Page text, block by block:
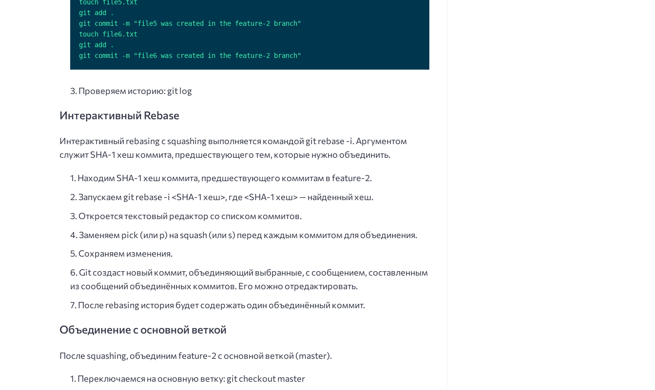
git commit -m "file6 was created in the feature-2 branch"
Проверяем историю: git log
Интерактивный Rebase
Интерактивный rebasing с squashing выполняется командой git rebase -i. Аргументом
служит SHA-1 хеш коммита, предшествующего тем, которые нужно объединить.
Находим SHA-1 хеш коммита, предшествующего коммитам в feature-2.
Запускаем git rebase -i <SHA-1 хеш>, где <SHA-1 хеш> — найденный хеш.
Откроется текстовый редактор со списком коммитов.
Заменяем pick (или p) на squash (или s) перед каждым коммитом для объединения.
Сохраняем изменения.
Git создаст новый коммит, объединяющий выбранные, с сообщением, составленным
из сообщений объединённых коммитов. Его можно отредактировать.
После rebasing история будет содержать один объединённый коммит.
Объединение с основной веткой
После squashing, объединим feature-2 с основной веткой (master).
Переключаемся на основную ветку: git checkout master